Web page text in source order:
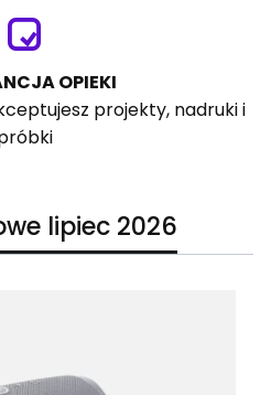
OPIEKI
projekty, nadruki i
lipiec 2026